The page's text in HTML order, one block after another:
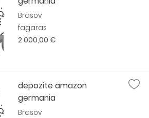
Brasov
fagaras
2 000,00 €
depozite amazon
germania
Brasov